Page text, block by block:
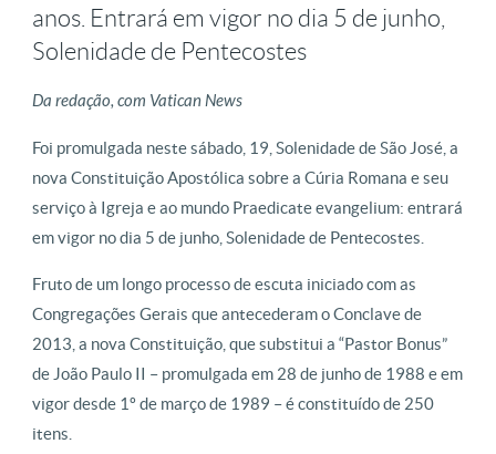
anos. Entrará em vigor no dia 5 de junho,
Solenidade de Pentecostes
Da redação, com Vatican News
Foi promulgada neste sábado, 19, Solenidade de São José, a
nova Constituição Apostólica sobre a Cúria Romana e seu
serviço à Igreja e ao mundo Praedicate evangelium: entrará
em vigor no dia 5 de junho, Solenidade de Pentecostes.
Fruto de um longo processo de escuta iniciado com as
Congregações Gerais que antecederam o Conclave de
2013, a nova Constituição, que substitui a “Pastor Bonus”
de João Paulo II – promulgada em 28 de junho de 1988 e em
vigor desde 1º de março de 1989 – é constituído de 250
itens.